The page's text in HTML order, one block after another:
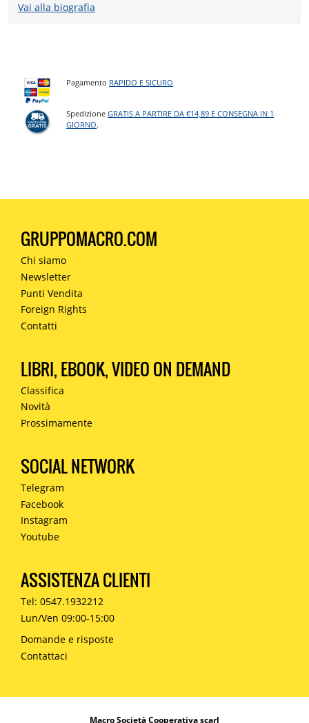
Vai alla biografia
Pagamento RAPIDO E SICURO
SpedizioneGRATIS A PARTIRE DA €14,89 E CONSEGNA IN 1
GIORNO.
GRUPPOMACRO.COM
Chi siamo
Newsletter
Punti Vendita
Foreign Rights
Contatti
LIBRI, EBOOK, VIDEO ON DEMAND
Classifica
Novità
Prossimamente
SOCIAL NETWORK
Telegram
Facebook
Instagram
Youtube
ASSISTENZA CLIENTI
Tel: 0547.1932212
Lun/Ven 09:00-15:00
Domande e risposte
Contattaci
Macro Società Cooperativa scarl